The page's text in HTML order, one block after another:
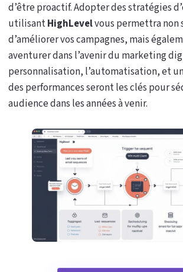
d’être proactif. Adopter des stratégies
utilisantHighLevelvous permettra non
d’améliorer vos campagnes, mais
aventurer dans l’avenir du marketing
personnalisation, l’automatisation, et
des performances seront les clés pour
audience dans les années à venir.